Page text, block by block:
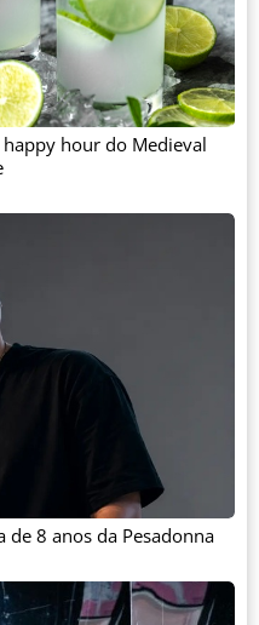
hour do Medieval
de 8 anos da Pesadonna